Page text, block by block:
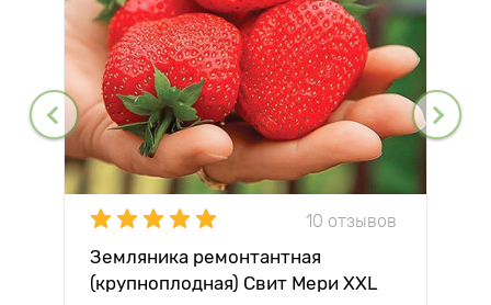
10 отзывов
Земляника ремонтантная
(крупноплодная) Свит Мери XXL